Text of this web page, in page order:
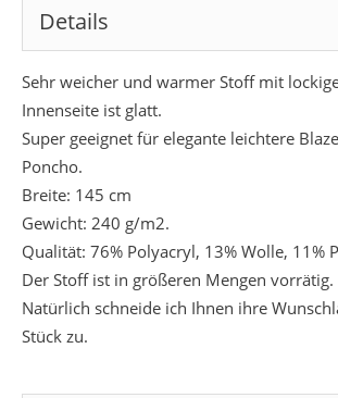
Details
Sehr weicher und warmer Stoff mit
Innenseite ist glatt.
Super geeignet für elegante leichtere
Poncho.
Breite: 145 cm
Gewicht: 240 g/m2.
Qualität: 76% Polyacryl, 13% Wolle, 11%
Der Stoff ist in größeren Mengen vorrätig.
Natürlich schneide ich Ihnen ihre
Stück zu.